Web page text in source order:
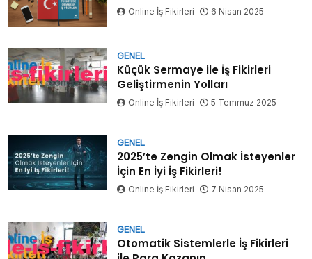
Online İş Fikirleri 6 Nisan 2025
GENEL
Küçük Sermaye ile İş Fikirleri
Geliştirmenin Yolları
Online İş Fikirleri 5 Temmuz 2025
GENEL
2025’te Zengin Olmak İsteyenler
İçin En İyi İş Fikirleri!
Online İş Fikirleri 7 Nisan 2025
GENEL
Otomatik Sistemlerle İş Fikirleri